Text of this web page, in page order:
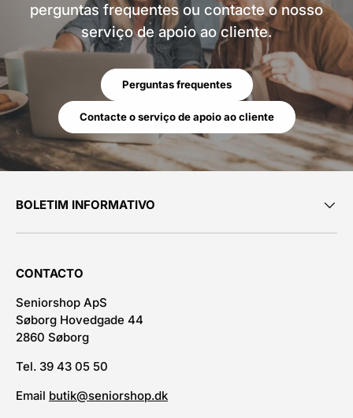
perguntas frequentes ou contacte o nosso
serviço de apoio ao cliente.
Perguntas frequentes
Contacte o serviço de apoio ao cliente
BOLETIM INFORMATIVO
CONTACTO
Seniorshop ApS
Søborg Hovedgade 44
2860 Søborg
Tel. 39 43 05 50
Email butik@seniorshop.dk